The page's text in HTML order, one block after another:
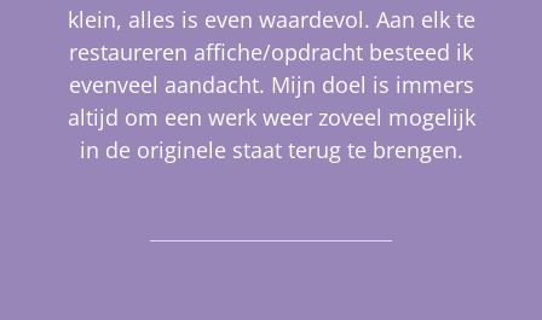
klein, alles is even waardevol. Aan elk te
restaureren affiche/opdracht besteed ik
evenveel aandacht. Mijn doel is immers
altijd om een werk weer zoveel mogelijk
in de originele staat terug te brengen.